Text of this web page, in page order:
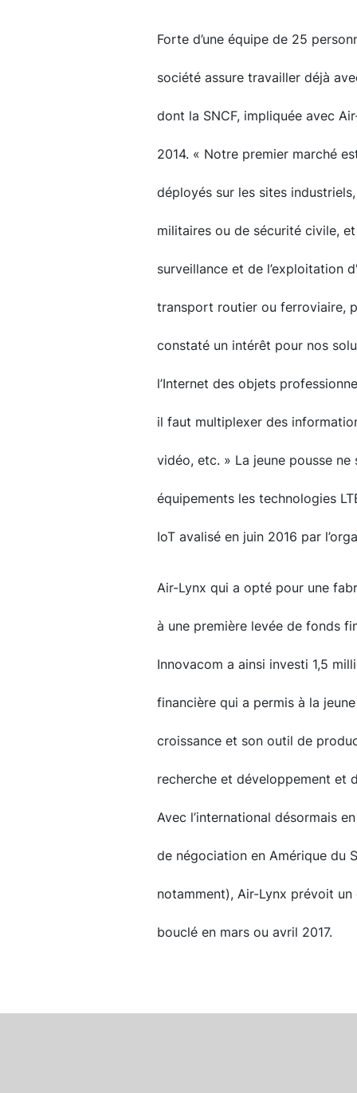
Forte d’une équipe de 25
société assure travailler déjà
dont la SNCF, impliquée avec
2014. « Notre premier marché
déployés sur les sites
militaires ou de sécurité civile,
surveillance et de l’exploitation
transport routier ou ferroviaire,
constaté un intérêt pour nos
l’Internet des objets
il faut multiplexer des
vidéo, etc. » La jeune pousse ne
équipements les technologies
IoT avalisé en juin 2016 par
Air-Lynx qui a opté pour une
à une première levée de fonds
Innovacom a ainsi investi 1,5
financière qui a permis à la
croissance et son outil de
recherche et développement et
Avec l’international désormais
de négociation en Amérique du
notamment), Air-Lynx prévoit
bouclé en mars ou avril 2017.